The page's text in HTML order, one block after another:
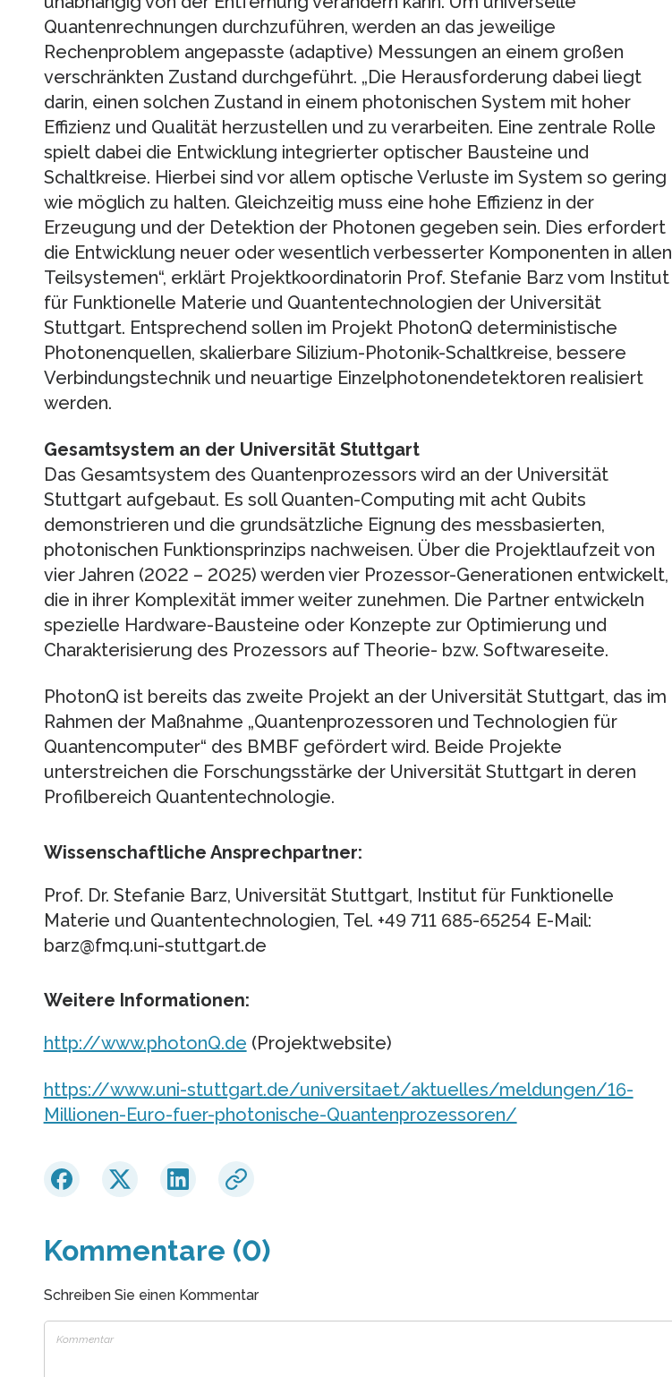
Quantenrechnungen durchzuführen, werden an das jeweilige
Rechenproblem angepasste (adaptive) Messungen an einem großen
verschränkten Zustand durchgeführt. „Die Herausforderung dabei liegt
darin, einen solchen Zustand in einem photonischen System mit hoher
Effizienz und Qualität herzustellen und zu verarbeiten. Eine zentrale Rolle
spielt dabei die Entwicklung integrierter optischer Bausteine und
Schaltkreise. Hierbei sind vor allem optische Verluste im System so gering
wie möglich zu halten. Gleichzeitig muss eine hohe Effizienz in der
Erzeugung und der Detektion der Photonen gegeben sein. Dies erfordert
die Entwicklung neuer oder wesentlich verbesserter Komponenten in allen
Teilsystemen“, erklärt Projektkoordinatorin Prof. Stefanie Barz vom Institut
für Funktionelle Materie und Quantentechnologien der Universität
Stuttgart. Entsprechend sollen im Projekt PhotonQ deterministische
Photonenquellen, skalierbare Silizium-Photonik-Schaltkreise, bessere
Verbindungstechnik und neuartige Einzelphotonendetektoren realisiert
werden.
Gesamtsystem an der Universität Stuttgart
Das Gesamtsystem des Quantenprozessors wird an der Universität
Stuttgart aufgebaut. Es soll Quanten-Computing mit acht Qubits
demonstrieren und die grundsätzliche Eignung des messbasierten,
photonischen Funktionsprinzips nachweisen. Über die Projektlaufzeit von
vier Jahren (2022 – 2025) werden vier Prozessor-Generationen entwickelt,
die in ihrer Komplexität immer weiter zunehmen. Die Partner entwickeln
spezielle Hardware-Bausteine oder Konzepte zur Optimierung und
Charakterisierung des Prozessors auf Theorie- bzw. Softwareseite.
PhotonQ ist bereits das zweite Projekt an der Universität Stuttgart, das im
Rahmen der Maßnahme „Quantenprozessoren und Technologien für
Quantencomputer“ des BMBF gefördert wird. Beide Projekte
unterstreichen die Forschungsstärke der Universität Stuttgart in deren
Profilbereich Quantentechnologie.
Wissenschaftliche Ansprechpartner:
Prof. Dr. Stefanie Barz, Universität Stuttgart, Institut für Funktionelle
Materie und Quantentechnologien, Tel. +49 711 685-65254 E-Mail:
barz@fmq.uni-stuttgart.de
Weitere Informationen:
http://www.photonQ.de (Projektwebsite)
https://www.uni-stuttgart.de/universitaet/aktuelles/meldungen/16-
Millionen-Euro-fuer-photonische-Quantenprozessoren/
Kommentare (0)
Schreiben Sie einen Kommentar